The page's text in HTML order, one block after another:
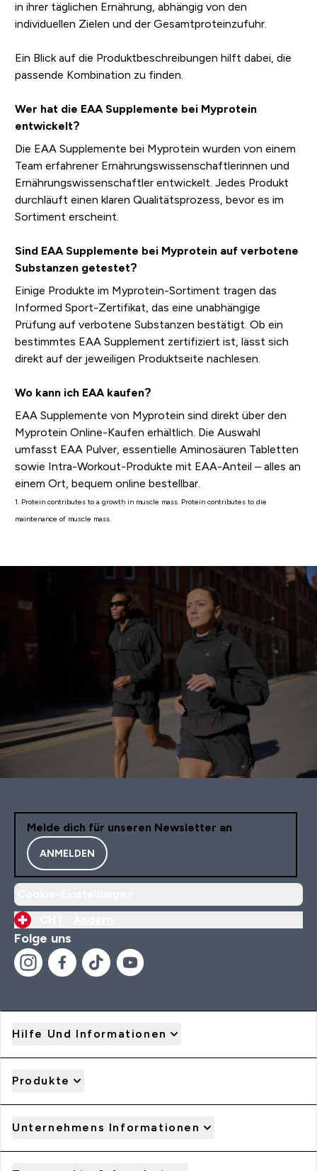
in ihrer täglichen Ernährung, abhängig von den
individuellen Zielen und der Gesamtproteinzufuhr.
Ein Blick auf die Produktbeschreibungen hilft dabei, die
passende Kombination zu finden.
Wer hat die EAA Supplemente bei Myprotein
entwickelt?
Die EAA Supplemente bei Myprotein wurden von einem
Team erfahrener Ernährungswissenschaftlerinnen und
Ernährungswissenschaftler entwickelt. Jedes Produkt
durchläuft einen klaren Qualitätsprozess, bevor es im
Sortiment erscheint.
Sind EAA Supplemente bei Myprotein auf verbotene
Substanzen getestet?
Einige Produkte im Myprotein-Sortiment tragen das
Informed Sport-Zertifikat, das eine unabhängige
Prüfung auf verbotene Substanzen bestätigt. Ob ein
bestimmtes EAA Supplement zertifiziert ist, lässt sich
direkt auf der jeweiligen Produktseite nachlesen.
Wo kann ich EAA kaufen?
EAA Supplemente von Myprotein sind direkt über den
Myprotein Online-Kaufen erhältlich. Die Auswahl
umfasst EAA Pulver, essentielle Aminosäuren Tabletten
sowie Intra-Workout-Produkte mit EAA-Anteil – alles an
einem Ort, bequem online bestellbar.
1. Protein contributes to a growth in muscle mass. Protein contributes to die
maintenance of muscle mass.
Melde dich für unseren Newsletter an
ANMELDEN
Folge uns
Hilfe Und Informationen
Produkte
Unternehmens Informationen